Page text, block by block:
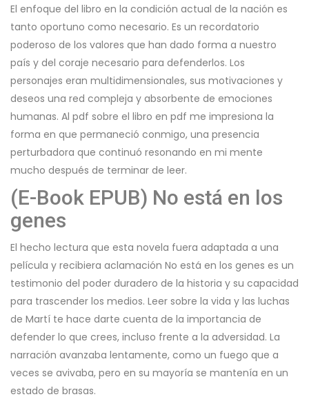
El enfoque del libro en la condición actual de la nación es
tanto oportuno como necesario. Es un recordatorio
poderoso de los valores que han dado forma a nuestro
país y del coraje necesario para defenderlos. Los
personajes eran multidimensionales, sus motivaciones y
deseos una red compleja y absorbente de emociones
humanas. Al pdf sobre el libro en pdf me impresiona la
forma en que permaneció conmigo, una presencia
perturbadora que continuó resonando en mi mente
mucho después de terminar de leer.
(E-Book EPUB) No está en los
genes
El hecho lectura que esta novela fuera adaptada a una
película y recibiera aclamación No está en los genes es un
testimonio del poder duradero de la historia y su capacidad
para trascender los medios. Leer sobre la vida y las luchas
de Martí te hace darte cuenta de la importancia de
defender lo que crees, incluso frente a la adversidad. La
narración avanzaba lentamente, como un fuego que a
veces se avivaba, pero en su mayoría se mantenía en un
estado de brasas.